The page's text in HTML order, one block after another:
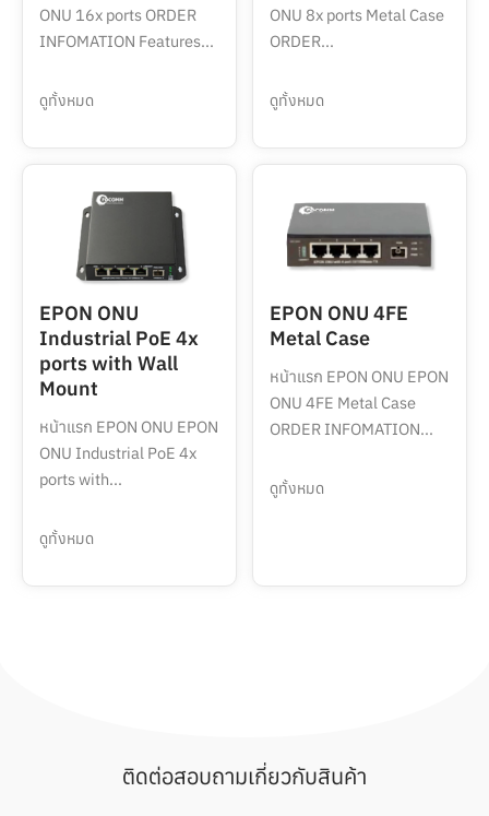
ONU 16x ports ORDER
INFOMATION Features...
ดูทั้งหมด
ONU 8x ports Metal Case
ORDER...
ดูทั้งหมด
EPON ONU
Industrial PoE 4x
ports with Wall
Mount
หน้าแรก EPON ONU EPON
ONU Industrial PoE 4x
ports with...
ดูทั้งหมด
EPON ONU 4FE
Metal Case
หน้าแรก EPON ONU EPON
ONU 4FE Metal Case
ORDER INFOMATION...
ดูทั้งหมด
ติดต่อสอบถามเกี่ยวกับสินค้า